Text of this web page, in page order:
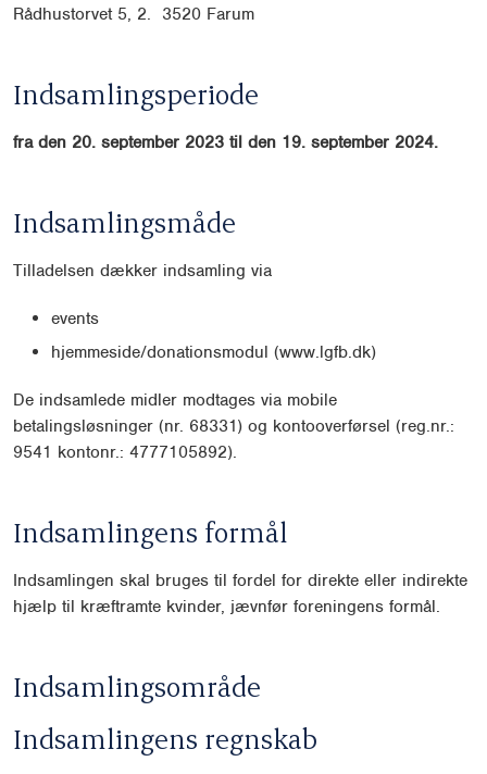
Rådhustorvet 5, 2. 3520 Farum
Indsamlingsperiode
fra den 20. september 2023 til den 19. september 2024.
Indsamlingsmåde
Tilladelsen dækker indsamling via
events
hjemmeside/donationsmodul (www.lgfb.dk)
De indsamlede midler modtages via mobile
betalingsløsninger (nr. 68331) og kontooverførsel (reg.nr.:
9541 kontonr.: 4777105892).
Indsamlingens formål
Indsamlingen skal bruges til fordel for direkte eller indirekte
hjælp til kræftramte kvinder, jævnfør foreningens formål.
Indsamlingsområde
Indsamlingens regnskab